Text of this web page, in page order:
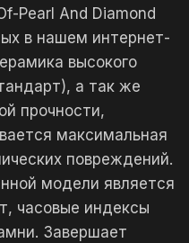
Pearl And Diamond
в нашем интернет-
высокого
а так же
прочности,
максимальная
повреждений.
модели является
часовые индексы
Завершает